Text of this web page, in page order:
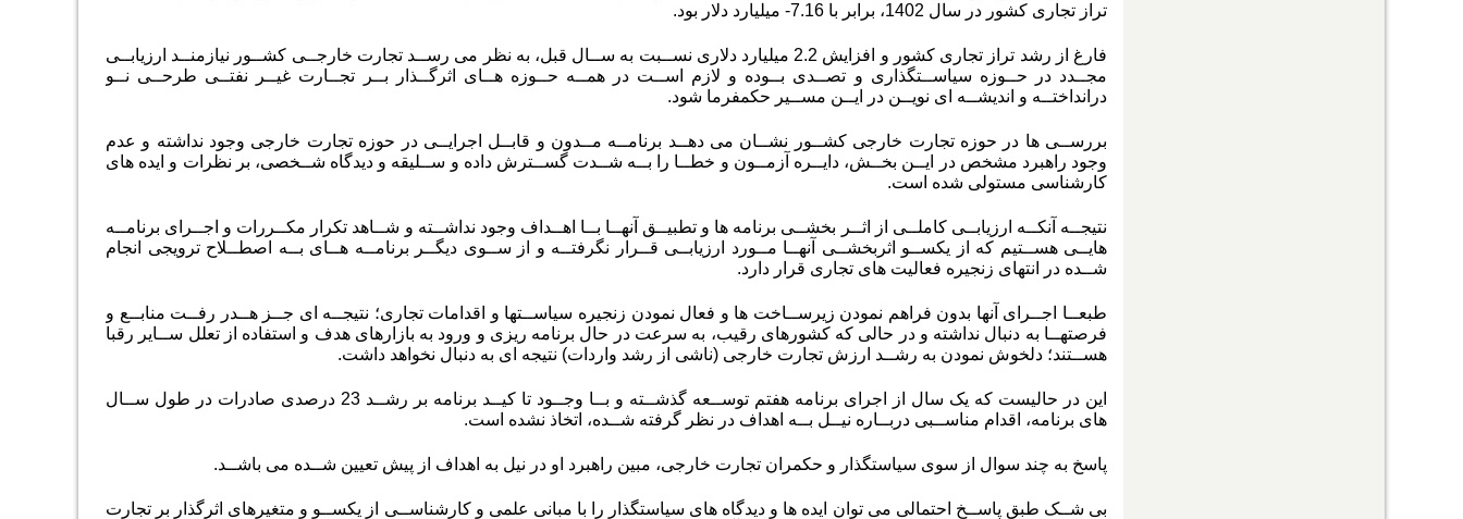
تراز تجاری کشور در سال 1402، برابر با 7.16- میلیارد دلار بود.
فارغ از رشد تراز تجاری کشور و افزایش 2.2 میلیارد دلاری نســبت به ســال قبل، به نظر می رســد تجارت خارجــی کشــور نیازمنــد ارزیابــی
مجــدد در حــوزه سیاســتگذاری و تصــدی بــوده و لازم اســت در همــه حــوزه هــای اثرگــذار بــر تجــارت غیــر نفتــی طرحــی نــو
درانداختــه و اندیشــه ای نویــن در ایــن مســیر حکمفرما شود.
بررســی ها در حوزه تجارت خارجی کشــور نشــان می دهــد برنامــه مــدون و قابــل اجرایــی در حوزه تجارت خارجی وجود نداشته و عدم
وجود راهبرد مشخص در ایــن بخــش، دایــره آزمــون و خطــا را بــه شــدت گســترش داده و ســلیقه و دیدگاه شــخصی، بر نظرات و ایده های
کارشناسی مستولی شده است.
نتیجــه آنکــه ارزیابــی کاملــی از اثــر بخشــی برنامه ها و تطبیــق آنهــا بــا اهــداف وجود نداشــته و شــاهد تکرار مکــررات و اجــرای برنامــه
هایــی هســتیم که از یکســو اثربخشــی آنهــا مــورد ارزیابــی قــرار نگرفتــه و از ســوی دیگــر برنامــه هــای بــه اصطــلاح ترویجی انجام
شــده در انتهای زنجیره فعالیت های تجاری قرار دارد.
طبعــا اجــرای آنها بدون فراهم نمودن زیرســاخت ها و فعال نمودن زنجیره سیاســتها و اقدامات تجاری؛ نتیجــه ای جــز هــدر رفــت منابــع و
فرصتهــا به دنبال نداشته و در حالی که کشورهای رقیب، به سرعت در حال برنامه ریزی و ورود به بازارهای هدف و استفاده از تعلل ســایر رقبا
هســتند؛ دلخوش نمودن به رشــد ارزش تجارت خارجی (ناشی از رشد واردات) نتیجه ای به دنبال نخواهد داشت.
این در حالیست که یک سال از اجرای برنامه هفتم توســعه گذشــته و بــا وجــود تا کیــد برنامه بر رشــد 23 درصدی صادرات در طول ســال
های برنامه، اقدام مناســبی دربــاره نیــل بــه اهداف در نظر گرفته شــده، اتخاذ نشده است.
پاسخ به چند سوال از سوی سیاستگذار و حکمران تجارت خارجی، مبین راهبرد او در نیل به اهداف از پیش تعیین شــده می باشــد.
بی شــک طبق پاســخ احتمالی می توان ایده ها و دیدگاه های سیاستگذار را با مبانی علمی و کارشناســی از یکســو و متغیرهای اثرگذار بر تجارت